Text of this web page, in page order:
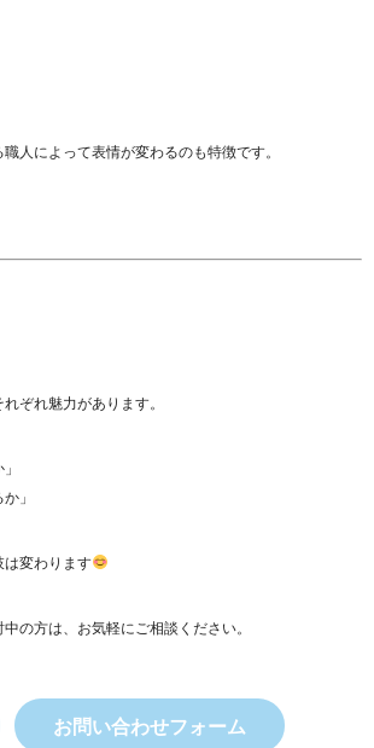
人によって表情が変わるのも特徴です。
ぞれ魅力があります。
」
は変わります
の方は、お気軽にご相談ください。
お問い合わせフォーム